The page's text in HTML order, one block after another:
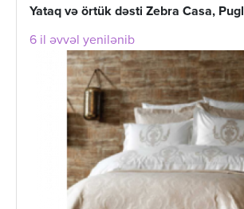
Yataq və örtük dəsti Zebra Casa,
6 il əvvəl yenilənib